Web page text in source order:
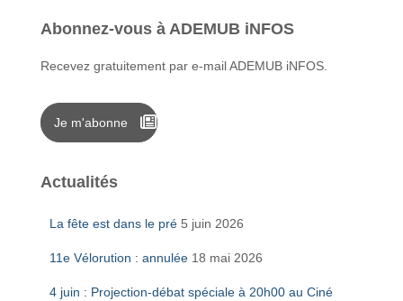
Abonnez-vous à ADEMUB iNFOS
Recevez gratuitement par e-mail ADEMUB iNFOS.
Je m'abonne
Actualités
La fête est dans le pré 5 juin 2026
11e Vélorution : annulée 18 mai 2026
4 juin : Projection-débat spéciale à 20h00 au Ciné